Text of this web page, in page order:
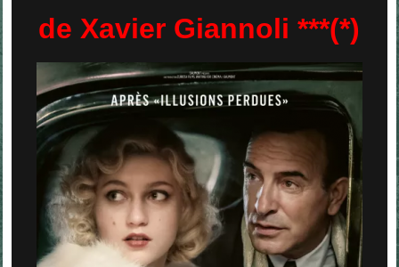
de Xavier Giannoli ***(*)